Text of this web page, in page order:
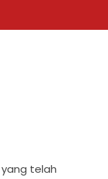
yang telah